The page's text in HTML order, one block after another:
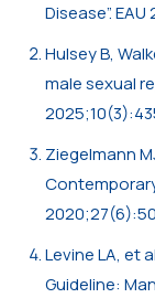
Disease”. EAU
Hulsey B,
male sexual
Ziegelmann
Levine LA, et
Guideline: